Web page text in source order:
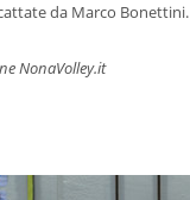
da Marco Bonettini.
NonaVolley.it